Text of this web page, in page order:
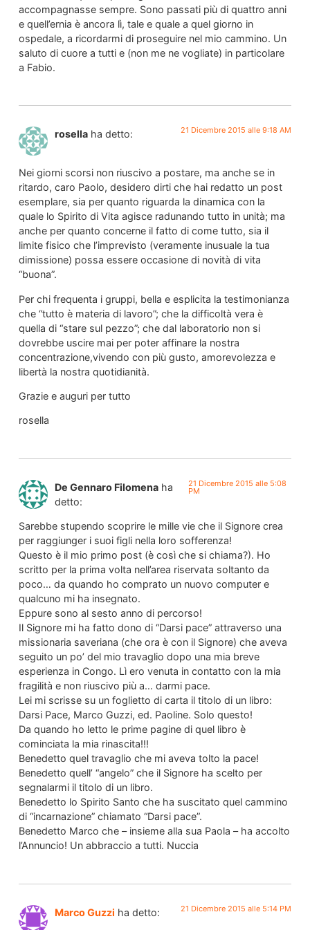
accompagnasse sempre. Sono passati più di quattro anni
e quell’ernia è ancora lì, tale e quale a quel giorno in
ospedale, a ricordarmi di proseguire nel mio cammino. Un
saluto di cuore a tutti e (non me ne vogliate) in particolare
a Fabio.
rosella ha detto: 21 Dicembre 2015 alle 9:18 AM
Nei giorni scorsi non riuscivo a postare, ma anche se in
ritardo, caro Paolo, desidero dirti che hai redatto un post
esemplare, sia per quanto riguarda la dinamica con la
quale lo Spirito di Vita agisce radunando tutto in unità; ma
anche per quanto concerne il fatto di come tutto, sia il
limite fisico che l’imprevisto (veramente inusuale la tua
dimissione) possa essere occasione di novità di vita
“buona”.
Per chi frequenta i gruppi, bella e esplicita la testimonianza
che “tutto è materia di lavoro”; che la difficoltà vera è
quella di “stare sul pezzo”; che dal laboratorio non si
dovrebbe uscire mai per poter affinare la nostra
concentrazione,vivendo con più gusto, amorevolezza e
libertà la nostra quotidianità.
Grazie e auguri per tutto
rosella
De Gennaro Filomena ha
detto:
21 Dicembre 2015 alle 5:08
PM
Sarebbe stupendo scoprire le mille vie che il Signore crea
per raggiunger i suoi figli nella loro sofferenza!
Questo è il mio primo post (è così che si chiama?). Ho
scritto per la prima volta nell’area riservata soltanto da
poco… da quando ho comprato un nuovo computer e
qualcuno mi ha insegnato.
Eppure sono al sesto anno di percorso!
Il Signore mi ha fatto dono di “Darsi pace” attraverso una
missionaria saveriana (che ora è con il Signore) che aveva
seguito un po’ del mio travaglio dopo una mia breve
esperienza in Congo. Lì ero venuta in contatto con la mia
fragilità e non riuscivo più a… darmi pace.
Lei mi scrisse su un foglietto di carta il titolo di un libro:
Darsi Pace, Marco Guzzi, ed. Paoline. Solo questo!
Da quando ho letto le prime pagine di quel libro è
cominciata la mia rinascita!!!
Benedetto quel travaglio che mi aveva tolto la pace!
Benedetto quell’ “angelo” che il Signore ha scelto per
segnalarmi il titolo di un libro.
Benedetto lo Spirito Santo che ha suscitato quel cammino
di “incarnazione” chiamato “Darsi pace”.
Benedetto Marco che – insieme alla sua Paola – ha accolto
l’Annuncio! Un abbraccio a tutti. Nuccia
Marco Guzzi ha detto: 21 Dicembre 2015 alle 5:14 PM